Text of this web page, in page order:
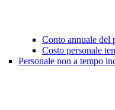
Conto annuale del
Costo personale
Personale non a tempo